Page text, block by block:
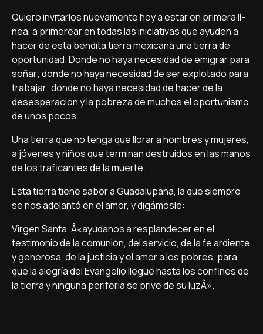
Quiero invitarlos nuevamente hoy a estar en primera lí­
nea, a primerear en todas las iniciativas que ayuden a
hacer de esta bendita tierra mexicana una tierra de
oportunidad. Donde no haya necesidad de emigrar para
soñar; donde no haya necesidad de ser explotado para
trabajar; donde no haya necesidad de hacer de la
desesperación y la pobreza de muchos el oportunismo
de unos pocos.
Una tierra que no tenga que llorar a hombres y mujeres,
a jóvenes y niños que terminan destruidos en las manos
de los traficantes de la muerte.
Esta tierra tiene sabor a Guadalupana, la que siempre
se nos adelantó en el amor, y digámosle:
Virgen Santa, Â«ayúdanos a resplandecer en el
testimonio de la comunión, del servicio, de la fe ardiente
y generosa, de la justicia y el amor a los pobres, para
que la alegrí­a del Evangelio llegue hasta los confines de
la tierra y ninguna periferia se prive de su luzÂ».